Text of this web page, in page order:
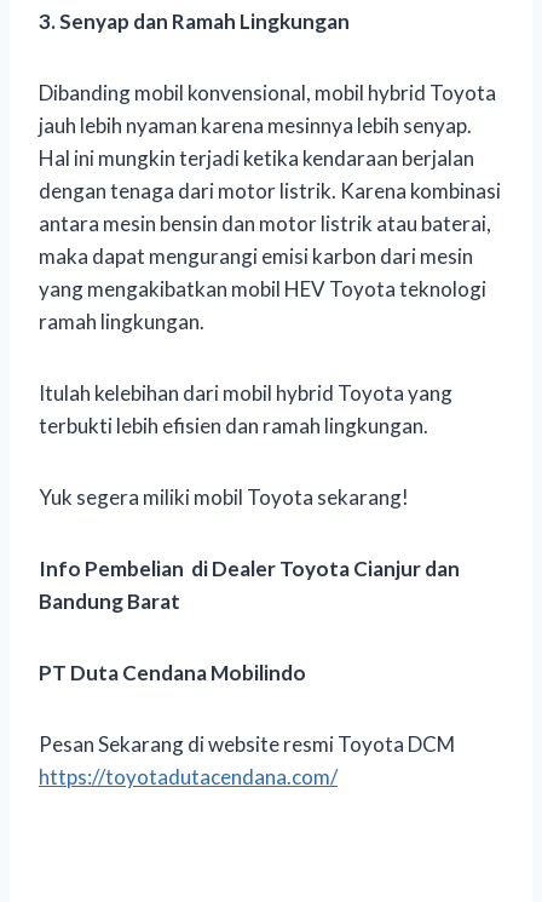
3. Senyap dan Ramah Lingkungan
Dibanding mobil konvensional, mobil hybrid Toyota
jauh lebih nyaman karena mesinnya lebih senyap.
Hal ini mungkin terjadi ketika kendaraan berjalan
dengan tenaga dari motor listrik. Karena kombinasi
antara mesin bensin dan motor listrik atau baterai,
maka dapat mengurangi emisi karbon dari mesin
yang mengakibatkan mobil HEV Toyota teknologi
ramah lingkungan.
Itulah kelebihan dari mobil hybrid Toyota yang
terbukti lebih efisien dan ramah lingkungan.
Yuk segera miliki mobil Toyota sekarang!
Info Pembelian di Dealer Toyota Cianjur dan
Bandung Barat
PT Duta Cendana Mobilindo
Pesan Sekarang di website resmi Toyota DCM
https://toyotadutacendana.com/